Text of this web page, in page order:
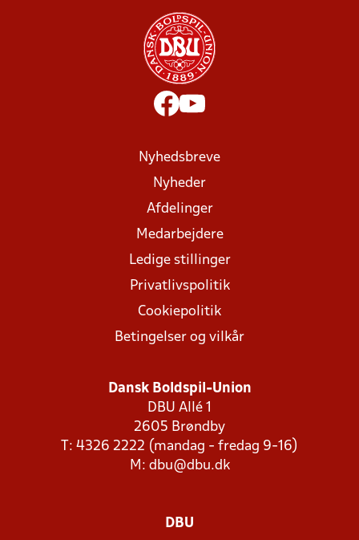
Nyhedsbreve
Nyheder
Afdelinger
Medarbejdere
Ledige stillinger
Privatlivspolitik
Cookiepolitik
Betingelser og vilkår
Dansk Boldspil-Union
DBU Allé 1
2605 Brøndby
T: 4326 2222 (mandag - fredag 9-16)
M: dbu@dbu.dk
DBU